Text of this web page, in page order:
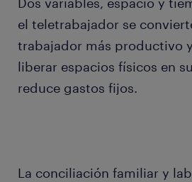
el teletrabajador se
trabajador más productivo
liberar espacios físicos en
reduce gastos fijos.
La conciliación familiar y